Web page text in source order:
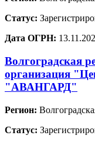
Статус:
Дата ОГРН:
Волгоградская
организация
"АВАНГАРД"
Регион:
Статус: